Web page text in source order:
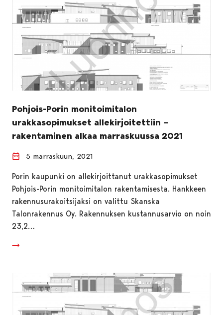
Pohjois-Porin monitoimitalon
urakkasopimukset allekirjoitettiin –
rakentaminen alkaa marraskuussa 2021
5 marraskuun, 2021
Porin kaupunki on allekirjoittanut urakkasopimukset
Pohjois-Porin monitoimitalon rakentamisesta. Hankkeen
rakennusurakoitsijaksi on valittu Skanska
Talonrakennus Oy. Rakennuksen kustannusarvio on noin
23,2…